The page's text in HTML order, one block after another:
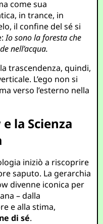
come sua
in trance, in
il confine del sé si
Io sono la foresta che
nell’acqua.
trascendenza, quindi,
L’ego non si
verso l’esterno nella
la Scienza
iniziò a riscoprire
saputo. La gerarchia
divenne iconica per
– dalla
e alla stima,
di sé.